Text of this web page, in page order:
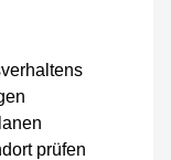
prüfen